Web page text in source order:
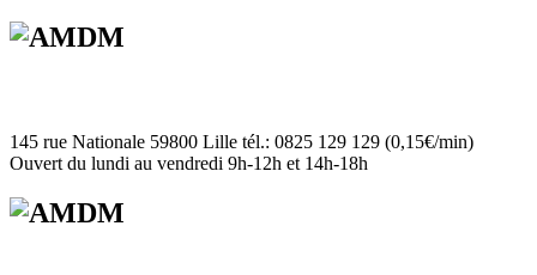
145 rue Nationale 59800 Lille tél.: 0825 129 129 (0,15€/min)
Ouvert du lundi au vendredi 9h-12h et 14h-18h